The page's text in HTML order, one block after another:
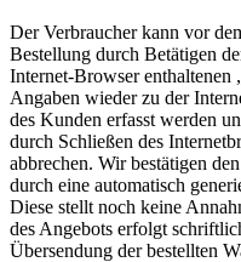
Der Verbraucher kann vor
Bestellung durch Betätigen
Internet-Browser enthaltenen
Angaben wieder zu der
des Kunden erfasst werden
durch Schließen des
abbrechen. Wir bestätigen
durch eine automatisch
Diese stellt noch keine
des Angebots erfolgt
Übersendung der bestellten